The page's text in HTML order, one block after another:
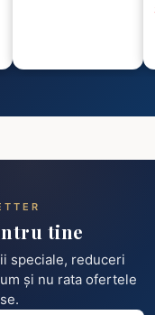
tine
speciale, reduceri
și nu rata ofertele